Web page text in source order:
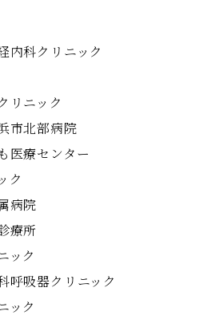
内科クリニック
リニック
市北部病院
医療センター
ク
病院
療所
ック
呼吸器クリニック
ック